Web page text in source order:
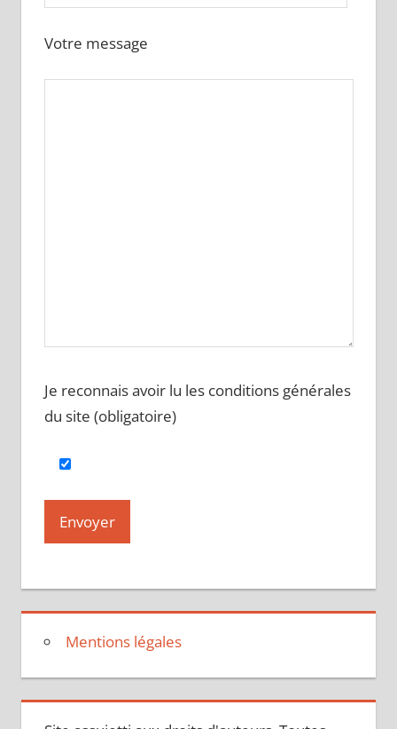
Votre message
Je reconnais avoir lu les conditions générales
du site (obligatoire)
Mentions légales